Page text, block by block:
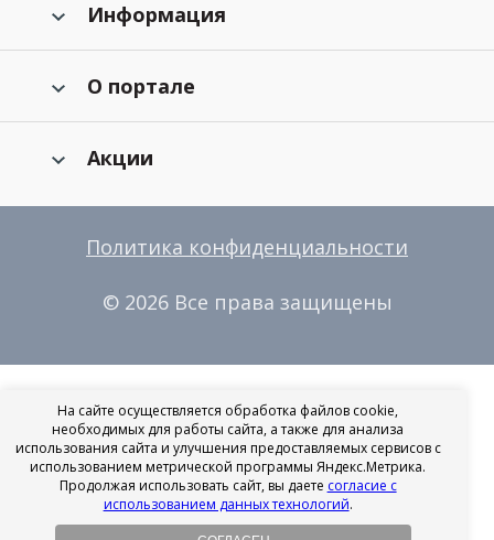
Информация
О портале
Акции
Политика конфиденциальности
© 2026 Все права защищены
На сайте осуществляется обработка файлов cookie,
необходимых для работы сайта, а также для анализа
использования сайта и улучшения предоставляемых сервисов с
использованием метрической программы Яндекс.Метрика.
Продолжая использовать сайт, вы даете согласие с
использованием данных технологий.